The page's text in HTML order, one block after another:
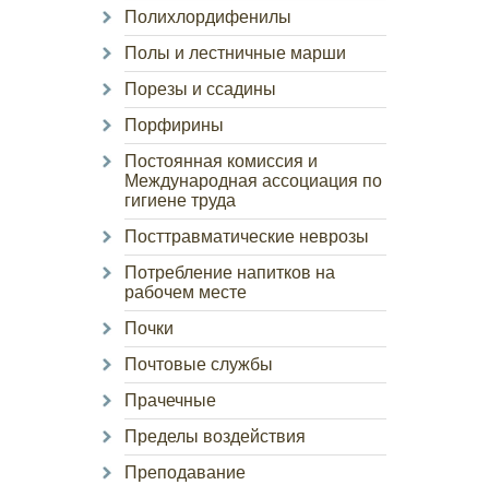
Полихлордифенилы
Полы и лестничные марши
Порезы и ссадины
Порфирины
Постоянная комиссия и
Международная ассоциация по
гигиене труда
Посттравматические неврозы
Потребление напитков на
рабочем месте
Почки
Почтовые службы
Прачечные
Пределы воздействия
Преподавание